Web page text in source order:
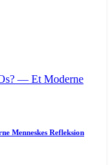
Menneskes Refleksion